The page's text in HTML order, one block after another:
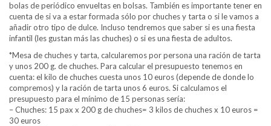
bolas de periódico envueltas en bolsas. También es importante tener en
cuenta de si va a estar formada sólo por chuches y tarta o si le vamos a
añadir otro tipo de dulce. Incluso tendremos que saber si es una fiesta
infantil (les gustan más las chuches) o si es una fiesta de adultos.
*Mesa de chuches y tarta, calcularemos por persona una ración de tarta
y unos 200 g. de chuches. Para calcular el presupuesto tenemos en
cuenta: el kilo de chuches cuesta unos 10 euros (depende de donde lo
compremos) y la ración de tarta unos 6 euros. Si calculamos el
presupuesto para el mínimo de 15 personas sería:
– Chuches: 15 pax x 200 g de chuches= 3 kilos de chuches x 10 euros =
30 euros